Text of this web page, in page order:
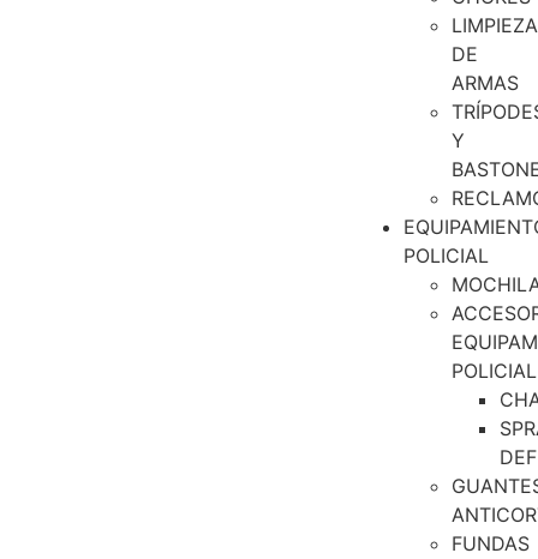
LIMPIEZA
DE
ARMAS
Y
POLICIAL
POLICIAL
FUNDAS